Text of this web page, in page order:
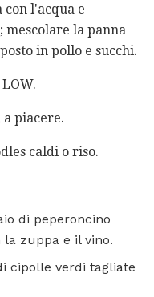
l'acqua e
la panna
in pollo e succhi.
a piacere.
caldi o riso.
di peperoncino
zuppa e il vino.
cipolle verdi tagliate